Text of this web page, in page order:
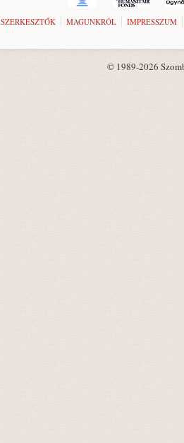
SZERKESZTŐK MAGUNKRÓL IMPRESSZUM
© 1989-2026